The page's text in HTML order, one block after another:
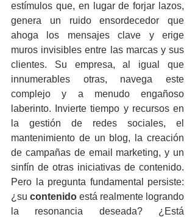
estímulos que, en lugar de forjar lazos,
genera un ruido ensordecedor que
ahoga los mensajes clave y erige
muros invisibles entre las marcas y sus
clientes. Su empresa, al igual que
innumerables otras, navega este
complejo y a menudo engañoso
laberinto. Invierte tiempo y recursos en
la gestión de redes sociales, el
mantenimiento de un blog, la creación
de campañas de email marketing, y un
sinfín de otras iniciativas de contenido.
Pero la pregunta fundamental persiste:
¿su contenido está realmente logrando
la resonancia deseada? ¿Está